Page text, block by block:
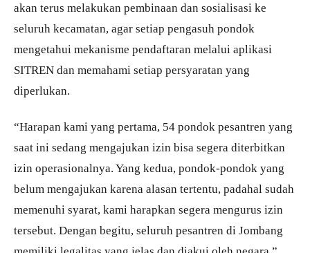
akan terus melakukan pembinaan dan sosialisasi ke
seluruh kecamatan, agar setiap pengasuh pondok
mengetahui mekanisme pendaftaran melalui aplikasi
SITREN dan memahami setiap persyaratan yang
diperlukan.
“Harapan kami yang pertama, 54 pondok pesantren yang
saat ini sedang mengajukan izin bisa segera diterbitkan
izin operasionalnya. Yang kedua, pondok-pondok yang
belum mengajukan karena alasan tertentu, padahal sudah
memenuhi syarat, kami harapkan segera mengurus izin
tersebut. Dengan begitu, seluruh pesantren di Jombang